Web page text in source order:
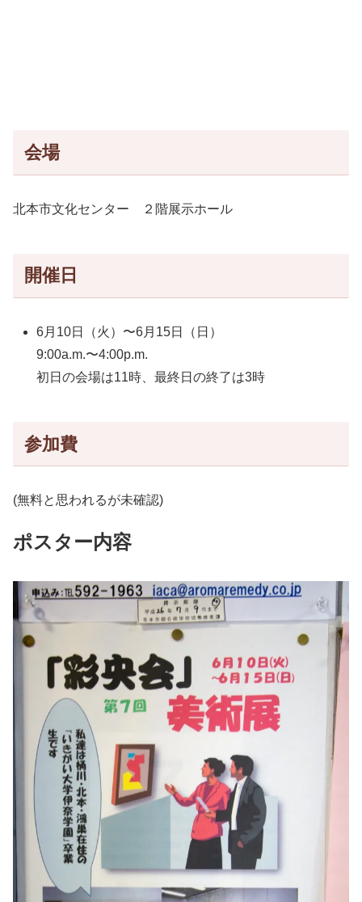
会場
北本市文化センター ２階展示ホール
開催日
6月10日（火）〜6月15日（日）
9:00a.m.〜4:00p.m.
初日の会場は11時、最終日の終了は3時
参加費
(無料と思われるが未確認)
ポスター内容